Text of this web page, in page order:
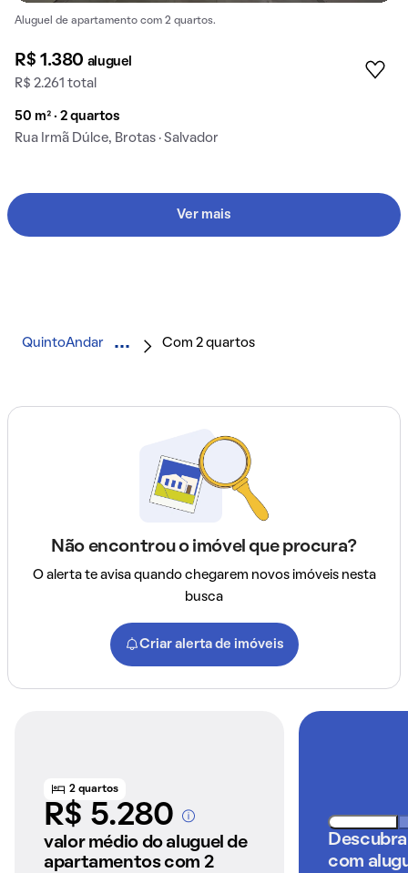
Aluguel de apartamento com 2 quartos.
R$ 1.380 aluguel
R$ 2.261 total
50 m² · 2 quartos
Rua Irmã Dúlce, Brotas · Salvador
Ver mais
QuintoAndar Com 2 quartos
Não encontrou o imóvel que procura?
O alerta te avisa quando chegarem novos imóveis nesta
busca
Criar alerta de imóveis
2 quartos
R$ 5.280A partir dos imóveis
anunciados pelo
QuintoAndar
valor médio do aluguel de
apartamentos com 2
com